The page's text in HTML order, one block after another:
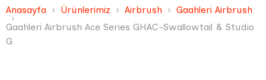
Anasayfa Ürünlerimiz Airbrush
Gaahleri Airbrush
Gaahleri Airbrush Ace Series GHAC-Swallowtail & Studio
G